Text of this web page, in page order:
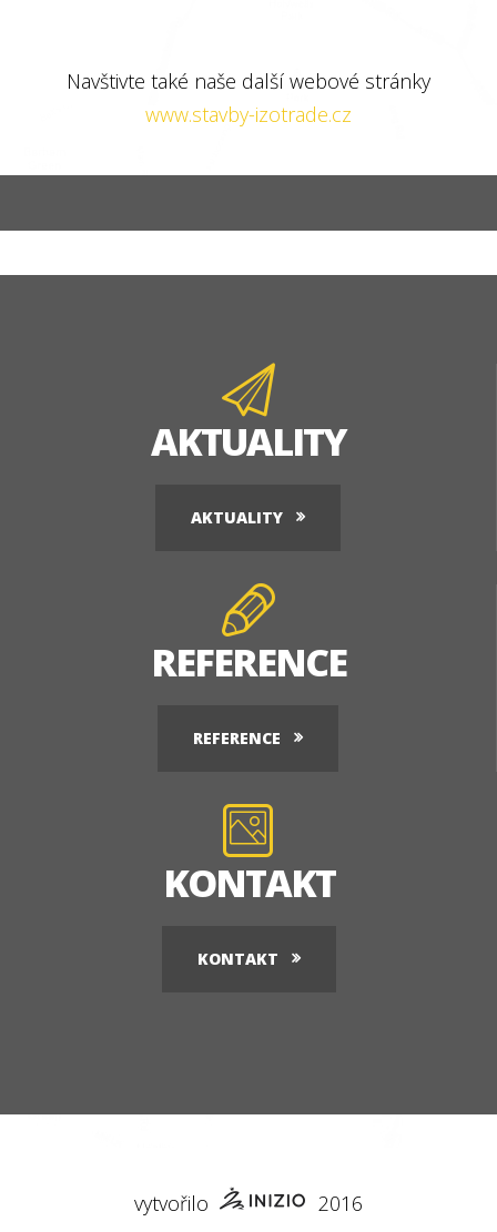
Navštivte také naše další webové stránky
www.stavby-izotrade.cz
AKTUALITY
AKTUALITY
REFERENCE
REFERENCE
KONTAKT
KONTAKT
vytvořilo 2016